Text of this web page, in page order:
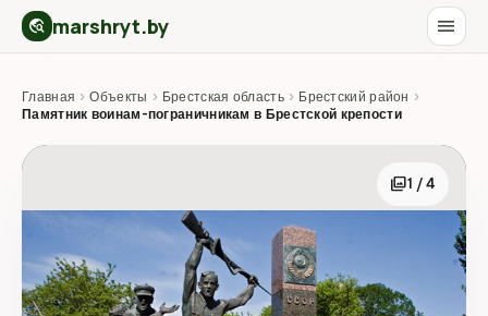
travel_explore marshryt.by menu
Главная › Объекты › Брестская область › Брестский район ›
Памятник воинам-пограничникам в Брестской крепости
photo_library1 / 4